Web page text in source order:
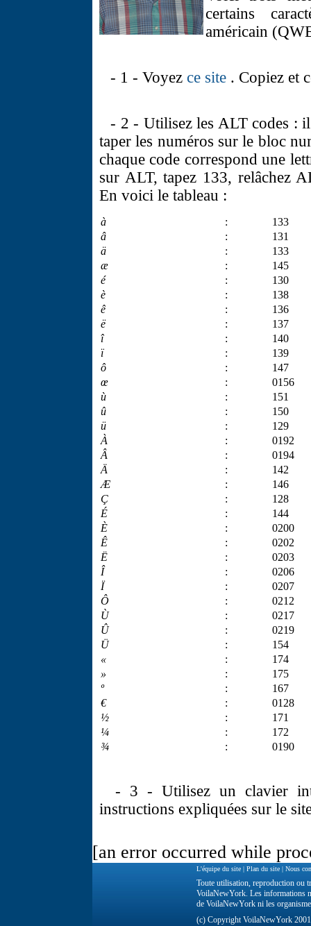
certains
américain
- 1 - Voyez ce site . Copiez et
- 2 - Utilisez les ALT codes :
taper les numéros sur le bloc
chaque code correspond une
sur ALT, tapez 133, relâchez
En voici le tableau :
à :
133
â
:
131
ä
:
133
æ
:
145
é
:
130
è
:
138
ê
:
136
ë
:
137
î
:
140
ï
:
139
ô
:
147
œ
:
0156
ù
:
151
û
:
150
ü
:
129
À
:
0192
Â
:
0194
Ä
:
142
Æ
:
146
Ç
:
128
É
:
144
È
:
0200
Ê
:
0202
Ë
:
0203
Î
:
0206
Ï
:
0207
Ô
:
0212
Ù
:
0217
Û
:
0219
Ü
:
154
«
:
174
»
:
175
º
:
167
€
:
0128
½
:
171
¼
:
172
¾
: 0190
- 3 - Utilisez un clavier
instructions expliquées sur le
[an error occurred while
L'équipe du site | Plan du site | Nous
Toute utilisation, reproduction ou
VoilaNewYork. Les informations
de VoilaNewYork ni les
(c) Copyright VoilaNewYork